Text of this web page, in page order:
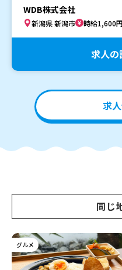
WDB株式会社
新潟県 新潟市 時給1,600
求人の
求
同じ
グルメ